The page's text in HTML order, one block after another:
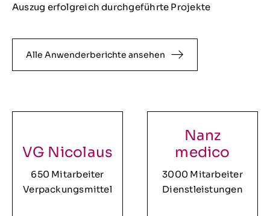
Auszug erfolgreich durchgeführte Projekte
Alle Anwenderberichte ansehen
VG Nicolaus
650 Mitarbeiter
Verpackungsmittel
Nanz
medico
3000 Mitarbeiter
Dienstleistungen